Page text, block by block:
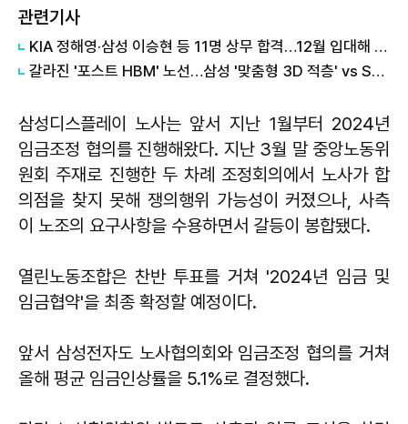
관련기사
KIA 정해영·삼성 이승현 등 11명 상무 합격…12월 입대해 2028년 6월 전역
갈라진 '포스트 HBM' 노선…삼성 '맞춤형 3D 적층' vs SK '개방형 표준'
삼성디스플레이 노사는 앞서 지난 1월부터 2024년
임금조정 협의를 진행해왔다. 지난 3월 말 중앙노동위
원회 주재로 진행한 두 차례 조정회의에서 노사가 합
의점을 찾지 못해 쟁의행위 가능성이 커졌으나, 사측
이 노조의 요구사항을 수용하면서 갈등이 봉합됐다.
열린노동조합은 찬반 투표를 거쳐 '2024년 임금 및
임금협약'을 최종 확정할 예정이다.
앞서 삼성전자도 노사협의회와 임금조정 협의를 거쳐
올해 평균 임금인상률을 5.1%로 결정했다.